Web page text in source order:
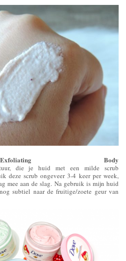
Body
die je huid met een milde scrub
deze scrub ongeveer 3-4 keer per week,
mee aan de slag. Na gebruik is mijn huid
subtiel naar de fruitige/zoete geur van